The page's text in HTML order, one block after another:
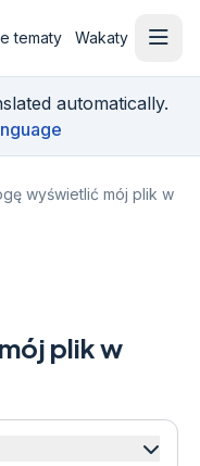
tematy Wakaty
automatically.
wyświetlić mój plik w
plik w